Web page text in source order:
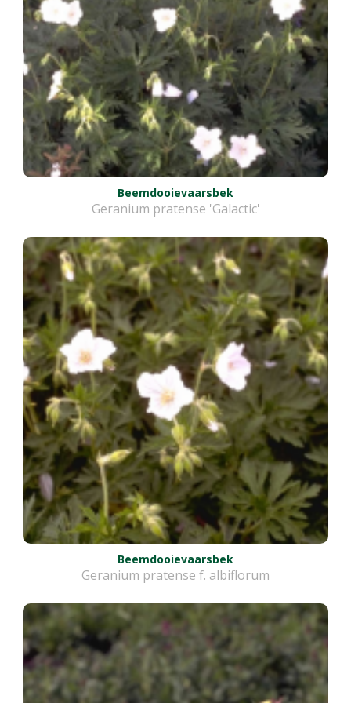
Beemdooievaarsbek
Geranium pratense 'Galactic'
Beemdooievaarsbek
Geranium pratense f. albiflorum